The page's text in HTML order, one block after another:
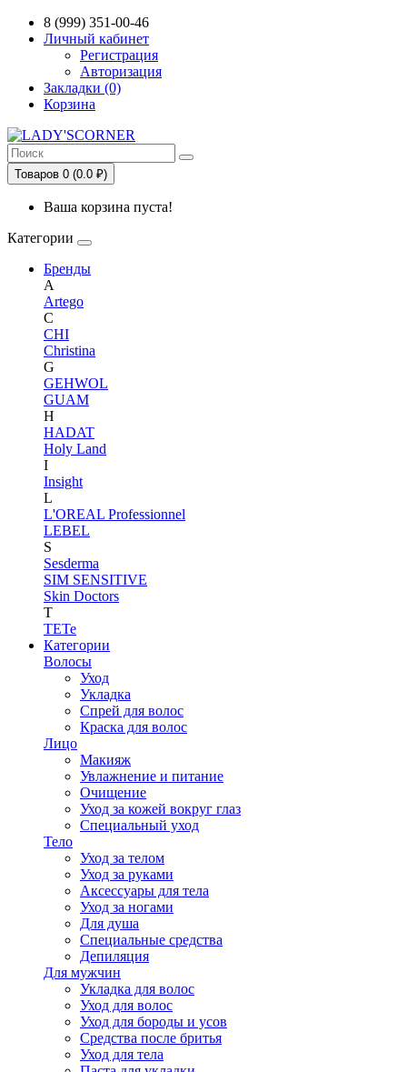
Сервис сравнения цен в Беларуси
8 (999) 351-00-46
Личный кабинет
Регистрация
Авторизация
Закладки (0)
Корзина
Товаров 0 (0.0 ₽)
Ваша корзина пуста!
Категории
Бренды
A
Artego
C
CHI
Christina
G
GEHWOL
GUAM
H
HADAT
Holy Land
I
Insight
L
L'OREAL Professionnel
LEBEL
S
Sesderma
SIM SENSITIVE
Skin Doctors
T
TETe
Категории
Волосы
Уход
Укладка
Спрей для волос
Краска для волос
Лицо
Макияж
Увлажнение и питание
Очищение
Уход за кожей вокруг глаз
Специальный уход
Тело
Уход за телом
Уход за руками
Аксессуары для тела
Уход за ногами
Для душа
Специальные средства
Депиляция
Для мужчин
Укладка для волос
Уход для волос
Уход для бороды и усов
Средства после бритья
Уход для тела